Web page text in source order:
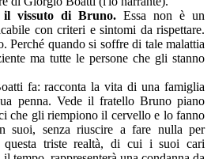
il vissuto di Bruno. Essa non è un
con criteri e sintomi da rispettare.
Perché quando si soffre di tale malattia
ma tutte le persone che gli stanno
fa: racconta la vita di una famiglia
penna. Vede il fratello Bruno piano
che gli riempiono il cervello e lo fanno
suoi, senza riuscire a fare nulla per
questa triste realtà, di cui i suoi cari